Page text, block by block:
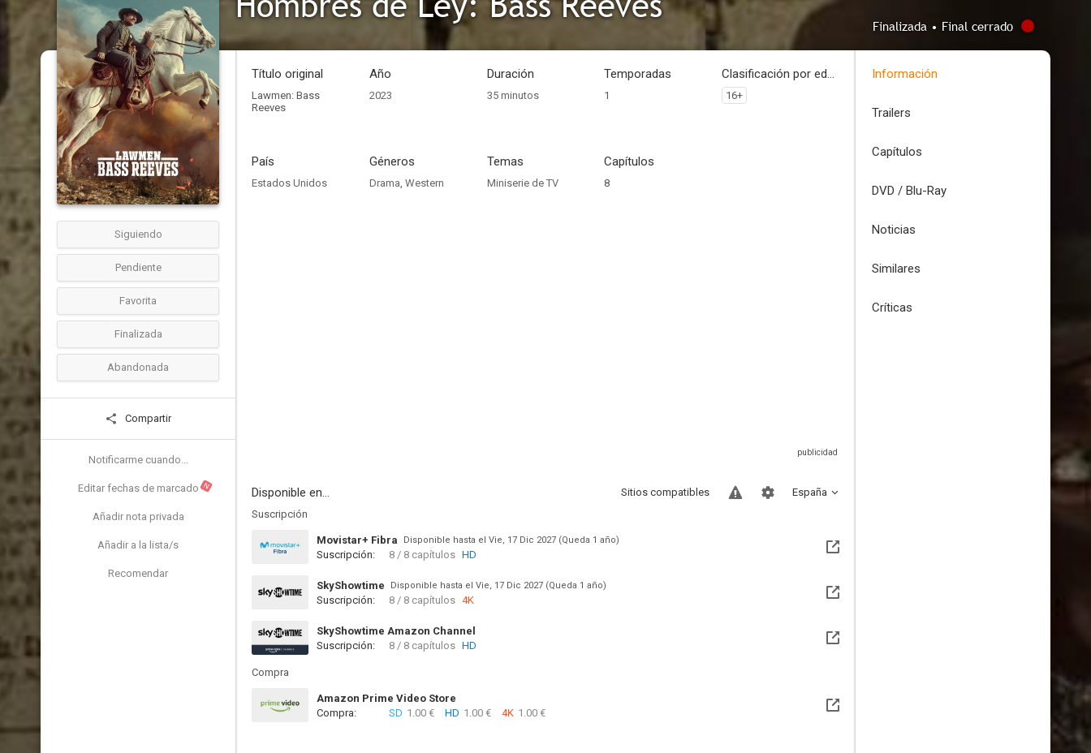
Finalizada • Final cerrado
Siguiendo
Pendiente
Favorita
Finalizada
Abandonada
Compartir
Notificarme cuando...
Editar fechas de marcado N
Añadir nota privada
Añadir a la lista/s
Recomendar
Título original
Lawmen: Bass
Reeves
Año
2023
Duración
35 minutos
Temporadas
1
Clasificación por edades
16+
País
Estados Unidos
Géneros
Drama, Western
Temas
Miniserie de TV
Capítulos
8
Disponible en... España
Sitios compatibles
Suscripción
Movistar+ Fibra Disponible hasta el Vie, 17 Dic 2027 (Queda 1 año)
Suscripción: 8 / 8 capítulos HD
SkyShowtime Disponible hasta el Vie, 17 Dic 2027 (Queda 1 año)
Suscripción: 8 / 8 capítulos 4K
SkyShowtime Amazon Channel
Suscripción:
8 / 8 capítulos HD
Compra
Amazon Prime Video Store
Compra:
SD 1.00 € HD 1.00 € 4K 1.00 €
Información
Trailers
Capítulos
DVD / Blu-Ray
Noticias
Similares
Críticas